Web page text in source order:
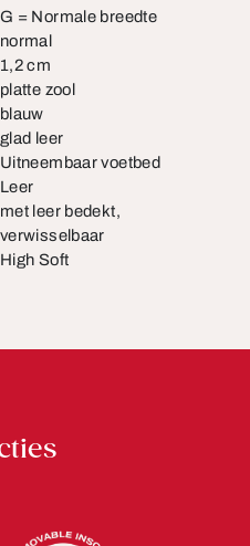
G = Normale breedte
normal
1,2 cm
platte zool
blauw
glad leer
Uitneembaar voetbed
Leer
met leer bedekt,
verwisselbaar
High Soft